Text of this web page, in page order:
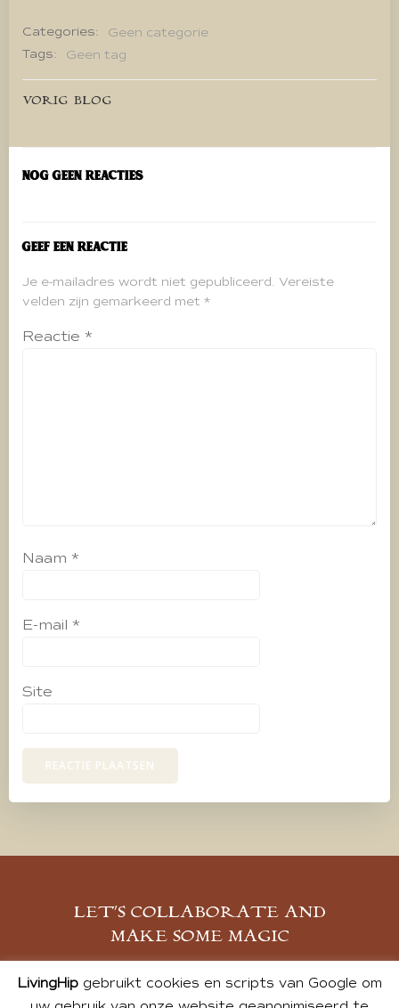
Categories:
Geen categorie
Tags:
Geen tag
Bericht
navigatie
VORIG BLOG
Nog geen reacties
Geef een reactie
Je e-mailadres wordt niet gepubliceerd. Vereiste
velden zijn gemarkeerd met *
Reactie *
Naam *
E-mail *
Site
LET’S COLLABORATE AND
MAKE SOME MAGIC
MELD JE AAN
LivingHipgebruikt cookies en scripts van Google om